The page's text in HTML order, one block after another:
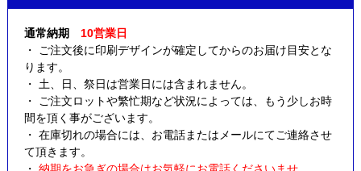
通常納期 10営業日
・ ご注文後に印刷デザインが確定してからのお届け目安とな
ります。
・ 土、日、祭日は営業日には含まれません。
・ ご注文ロットや繁忙期など状況によっては、もう少しお時
間を頂く事がございます。
・ 在庫切れの場合には、お電話またはメールにてご連絡させ
て頂きます。
・ 納期をお急ぎの場合はお気軽にお電話くださいませ。